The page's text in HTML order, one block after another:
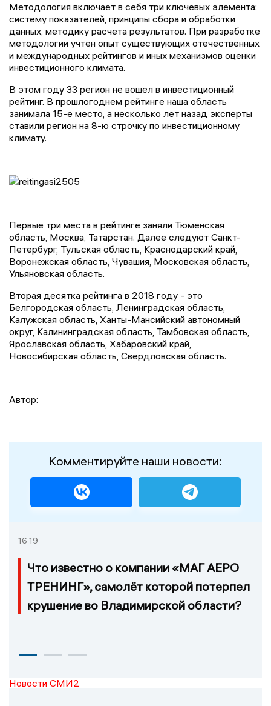
Методология включает в себя три ключевых элемента:
систему показателей, принципы сбора и обработки
данных, методику расчета результатов. При разработке
методологии учтен опыт существующих отечественных
и международных рейтингов и иных механизмов оценки
инвестиционного климата.
В этом году 33 регион не вошел в инвестиционный
рейтинг. В прошлогоднем рейтинге наша область
занимала 15-е место, а несколько лет назад эксперты
ставили регион на 8-ю строчку по инвестиционному
климату.
Первые три места в рейтинге заняли Тюменская
область, Москва, Татарстан. Далее следуют Санкт-
Петербург, Тульская область, Краснодарский край,
Воронежская область, Чувашия, Московская область,
Ульяновская область.
Вторая десятка рейтинга в 2018 году - это
Белгородская область, Ленинградская область,
Калужская область, Ханты-Мансийский автономный
округ, Калининградская область, Тамбовская область,
Ярославская область, Хабаровский край,
Новосибирская область, Свердловская область.
Автор:
Комментируйте наши новости:
16:19
Что известно о компании «МАГ АЕРО
ТРЕНИНГ», самолёт которой потерпел
крушение во Владимирской области?
Новости СМИ2